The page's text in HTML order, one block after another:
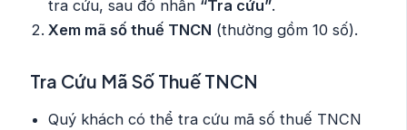
tra cứu, sau đó nhấn “Tra cứu”.
Xem mã số thuế TNCN (thường gồm 10 số).
Tra Cứu Mã Số Thuế TNCN
Quý khách có thể tra cứu mã số thuế TNCN